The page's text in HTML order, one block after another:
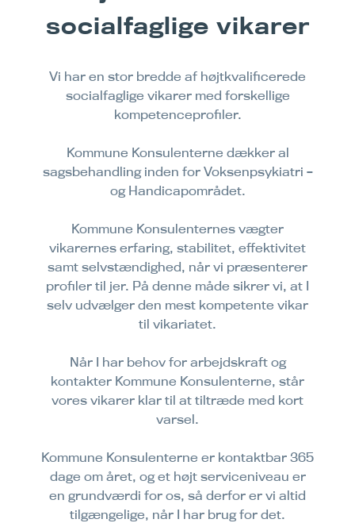
socialfaglige vikarer
Vi har en stor bredde af højtkvalificerede
socialfaglige vikarer med forskellige
kompetenceprofiler.
Kommune Konsulenterne dækker al
sagsbehandling inden for Voksenpsykiatri –
og Handicapområdet.
Kommune Konsulenternes vægter
vikarernes erfaring, stabilitet, effektivitet
samt selvstændighed, når vi præsenterer
profiler til jer. På denne måde sikrer vi, at I
selv udvælger den mest kompetente vikar
til vikariatet.
Når I har behov for arbejdskraft og
kontakter Kommune Konsulenterne, står
vores vikarer klar til at tiltræde med kort
varsel.
Kommune Konsulenterne er kontaktbar 365
dage om året, og et højt serviceniveau er
en grundværdi for os, så derfor er vi altid
tilgængelige, når I har brug for det.